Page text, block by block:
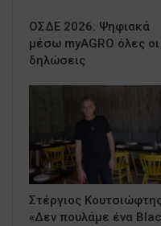
ΟΣΔΕ 2026: Ψηφιακά
μέσω myAGRO όλες οι
δηλώσεις
Στέργιος
«Δεν πουλάμε ένα